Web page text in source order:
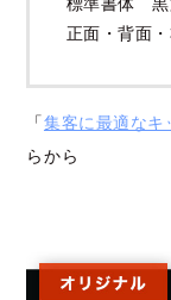
標準書体 黒
正面・背面
「集客に最適なキ
らから